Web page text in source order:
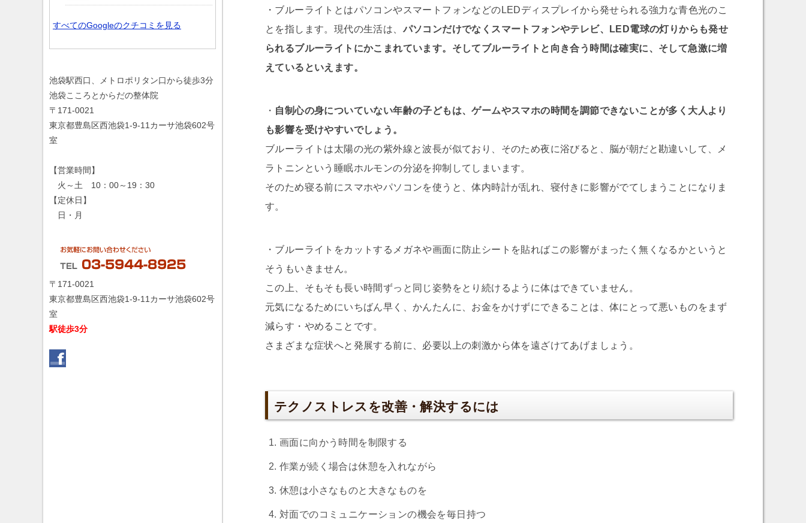
・ブルーライトとはパソコンやスマートフォンなどのLEDディスプレイから発せられる強力な青色光のこ
とを指します。現代の生活は、 パソコンだけでなくスマートフォンやテレビ、LED電球の灯りからも発せ
られるブルーライトにかこまれています。そしてブルーライトと向き合う時間は確実に、そして急激に増
えているといえます。
・ 自制心の身についていない年齢の子どもは、ゲームやスマホの時間を調節できないことが多く大人より
も影響を受けやすいでしょう。
ブルーライトは太陽の光の紫外線と波長が似ており、そのため夜に浴びると、脳が朝だと勘違いして、メ
ラトニンという睡眠ホルモンの分泌を抑制してしまいます。
そのため寝る前にスマホやパソコンを使うと、体内時計が乱れ、寝付きに影響がでてしまうことになりま
す。
・ブルーライトをカットするメガネや画面に防止シートを貼ればこの影響がまったく無くなるかというと
そうもいきません。
この上、そもそも長い時間ずっと同じ姿勢をとり続けるように体はできていません。
元気になるためにいちばん早く、かんたんに、お金をかけずにできることは、体にとって悪いものをまず
減らす・やめることです。
さまざまな症状へと発展する前に、必要以上の刺激から体を遠ざけてあげましょう。
テクノストレスを改善・解決するには
画面に向かう時間を制限する
作業が続く場合は休憩を入れながら
休憩は小さなものと大きなものを
対面でのコミュニケーションの機会を毎日持つ
すべてのGoogleのクチコミを見る
池袋駅西口、メトロポリタン口から徒歩3分
池袋こころとからだの整体院
〒171-0021
東京都豊島区西池袋1-9-11カーサ池袋602号
室
【営業時間】
火～土 10：00～19：30
【定休日】
日・月
〒171-0021
東京都豊島区西池袋1-9-11カーサ池袋602号
室
駅徒歩3分